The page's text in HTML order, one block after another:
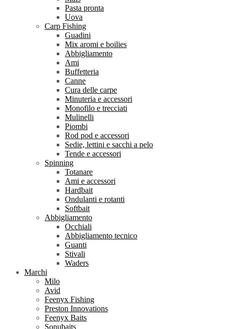
Pasta pronta
Uova
Carp Fishing
Guadini
Mix aromi e boilies
Abbigliamento
Ami
Buffetteria
Canne
Cura delle carpe
Minuteria e accessori
Monofilo e trecciati
Mulinelli
Piombi
Rod pod e accessori
Sedie, lettini e sacchi a pelo
Tende e accessori
Spinning
Totanare
Ami e accessori
Hardbait
Ondulanti e rotanti
Softbait
Abbigliamento
Occhiali
Abbigliamento tecnico
Guanti
Stivali
Waders
Marchi
Milo
Avid
Feenyx Fishing
Preston Innovations
Feenyx Baits
Sonubaits